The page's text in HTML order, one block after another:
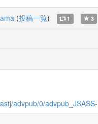
(投稿一覧) 1 3
advpub/0/